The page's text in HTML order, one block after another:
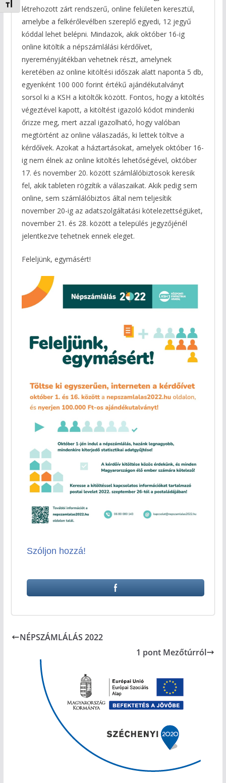
Betűméret váltása
létrehozott zárt rendszerű, online felületen keresztül,
amelybe a felkérőlevélben szereplő egyedi, 12 jegyű
kóddal lehet belépni. Mindazok, akik október 16-ig
online kitöltik a népszámlálási kérdőívet,
nyereményjátékban vehetnek részt, amelynek
keretében az online kitöltési időszak alatt naponta 5 db,
egyenként 100 000 forint értékű ajándékutalványt
sorsol ki a KSH a kitöltők között. Fontos, hogy a kitöltés
végeztével kapott, a kitöltést igazoló kódot mindenki
őrizze meg, mert azzal igazolható, hogy valóban
megtörtént az online válaszadás, ki lettek töltve a
kérdőívek. Azokat a háztartásokat, amelyek október 16-
ig nem élnek az online kitöltés lehetőségével, október
17. és november 20. között számlálóbiztosok keresik
fel, akik tableten rögzítik a válaszaikat. Akik pedig sem
online, sem számlálóbiztos által nem teljesítik
november 20-ig az adatszolgáltatási kötelezettségüket,
november 21. és 28. között a település jegyzőjénél
jelentkezve tehetnek ennek eleget.
Feleljünk, egymásért!
Szóljon hozzá!
NÉPSZÁMLÁLÁS 2022
1 pont Mezőtúrról